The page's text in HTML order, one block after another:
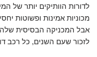
מכוניות אמינות ופשוטות
אבל המכניקה הבסיסית
לזכור שעם השנים, כל רכב